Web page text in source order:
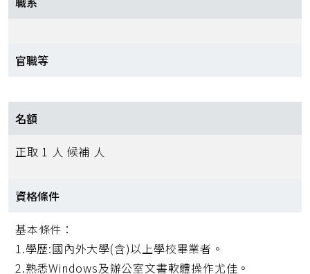
官職等
名額
正取 1 人 候補 人
資格條件
基本條件：
1.學歷:國內外大學(含)以上學校畢業者。
2.熟悉Windows及辦公室文書軟體操作尤佳。